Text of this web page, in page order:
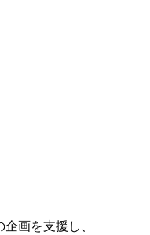
画を支援し、